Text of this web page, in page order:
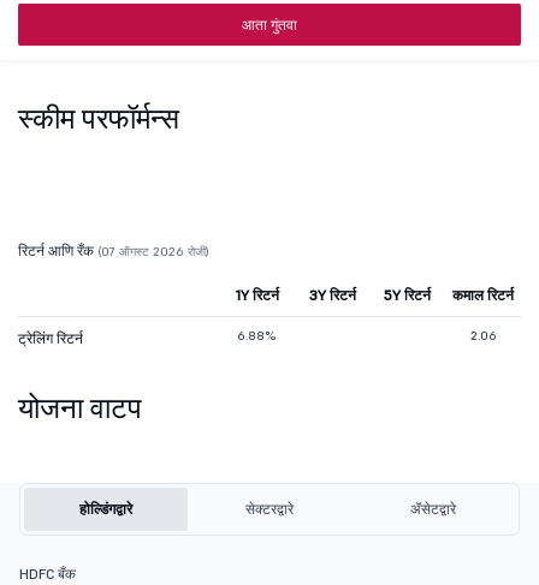
आता गुंतवा
स्कीम परफॉर्मन्स
रिटर्न आणि रँक (07 ऑगस्ट 2026 रोजी)
1Y रिटर्न 3Y रिटर्न 5Y रिटर्न कमाल रिटर्न
ट्रेलिंग रिटर्न 6.88% 2.06
योजना वाटप
होल्डिंगद्वारे सेक्टरद्वारे ॲसेटद्वारे
HDFC बँक